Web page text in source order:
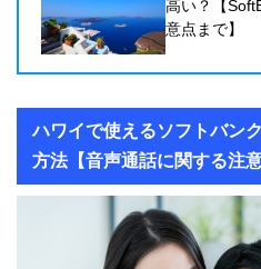
高い？【
意点まで】
ハワイで使えるソフトバン
方法【音声通話に関する注意